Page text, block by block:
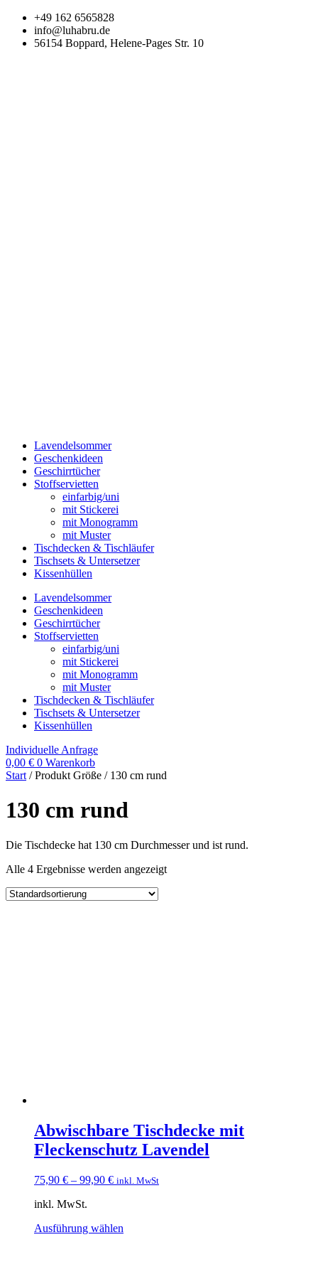
Zum
Inhalt
wechseln
+49 162 6565828
info@luhabru.de
56154 Boppard, Helene-Pages Str. 10
Lavendelsommer
Geschenkideen
Geschirrtücher
Stoffservietten
einfarbig/uni
mit Stickerei
mit Monogramm
mit Muster
Tischdecken & Tischläufer
Tischsets & Untersetzer
Kissenhüllen
Lavendelsommer
Geschenkideen
Geschirrtücher
Stoffservietten
einfarbig/uni
mit Stickerei
mit Monogramm
mit Muster
Tischdecken & Tischläufer
Tischsets & Untersetzer
Kissenhüllen
Individuelle Anfrage
0,00 € 0 Warenkorb
Start / Produkt Größe / 130 cm rund
130 cm rund
Die Tischdecke hat 130 cm Durchmesser und ist rund.
Alle 4 Ergebnisse werden angezeigt
Abwischbare Tischdecke mit
Fleckenschutz Lavendel
75,90 € – 99,90 € inkl. MwSt
inkl. MwSt.
Ausführung wählen